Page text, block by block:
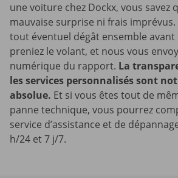
une voiture chez Dockx, vous savez
mauvaise surprise ni frais
tout éventuel dégât ensemble avant
preniez le volant, et nous vous
numérique du rapport. La
les services personnalisés sont
absolue. Et si vous êtes tout de
panne technique, vous pourrez
service d’assistance et de
h/24 et 7 j/7.